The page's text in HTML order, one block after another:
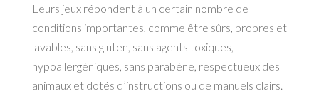
Leurs jeux répondent à un certain nombre de
conditions importantes, comme être sûrs, propres et
lavables, sans gluten, sans agents toxiques,
hypoallergéniques, sans parabène, respectueux des
animaux et dotés d’instructions ou de manuels clairs.